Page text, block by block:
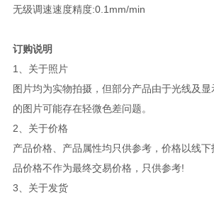
无级调速速度精度:0.1mm/min
订购说明
1、关于照片
图片均为实物拍摄，但部分产品由于光线及显
的图片可能存在轻微色差问题。
2、关于价格
产品价格、产品属性均只供参考，价格以线
品价格不作为最终交易价格，只供参考!
3、关于发货